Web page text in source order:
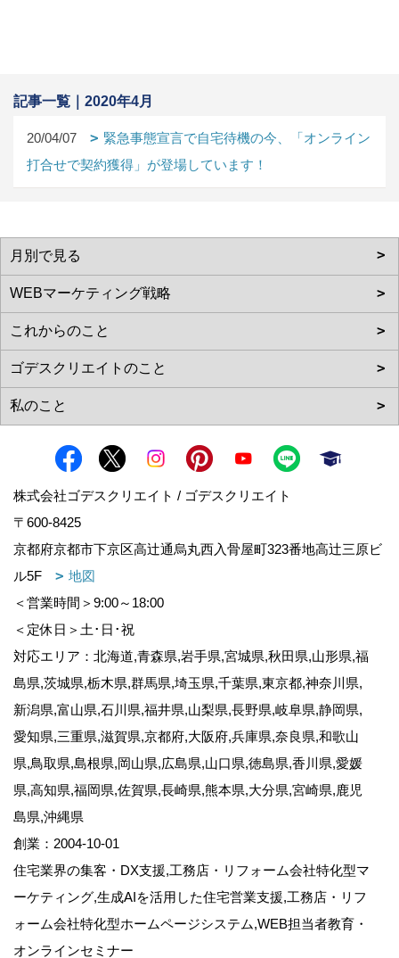
記事一覧｜2020年4月
20/04/07
緊急事態宣言で自宅待機の今、「オンライン
打合せで契約獲得」が登場しています！
株式会社ゴデスクリエイト / ゴデスクリエイト
〒600-8425
京都府京都市下京区高辻通烏丸西入骨屋町323番地高辻三原ビ
ル5F
地図
＜営業時間＞9:00～18:00
＜定休日＞土･日･祝
対応エリア：北海道,青森県,岩手県,宮城県,秋田県,山形県,福
島県,茨城県,栃木県,群馬県,埼玉県,千葉県,東京都,神奈川県,
新潟県,富山県,石川県,福井県,山梨県,長野県,岐阜県,静岡県,
愛知県,三重県,滋賀県,京都府,大阪府,兵庫県,奈良県,和歌山
県,鳥取県,島根県,岡山県,広島県,山口県,徳島県,香川県,愛媛
県,高知県,福岡県,佐賀県,長崎県,熊本県,大分県,宮崎県,鹿児
島県,沖縄県
創業：2004-10-01
住宅業界の集客・DX支援,工務店・リフォーム会社特化型マ
ーケティング,生成AIを活用した住宅営業支援,工務店・リフ
ォーム会社特化型ホームページシステム,WEB担当者教育・
オンラインセミナー